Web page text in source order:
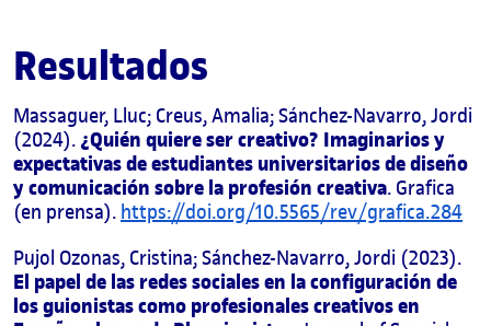
Resultados
Massaguer, Lluc; Creus, Amalia; Sánchez-Navarro, Jordi
(2024). ¿Quién quiere ser creativo? Imaginarios y
expectativas de estudiantes universitarios de diseño
y comunicación sobre la profesión creativa. Grafica
(en prensa). https://doi.org/10.5565/rev/grafica.284
Pujol Ozonas, Cristina; Sánchez-Navarro, Jordi (2023).
El papel de las redes sociales en la configuración de
los guionistas como profesionales creativos en